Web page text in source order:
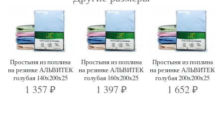
Простыня из поплина
на резинке АЛЬВИТЕК
голубая 140х200х25
1 357₽
Простыня из поплина
на резинке АЛЬВИТЕК
голубая 160х200х25
1 397 ₽
Простыня из поплина
на резинке АЛЬВИТЕК
голубая 200х200х25
1 652 ₽